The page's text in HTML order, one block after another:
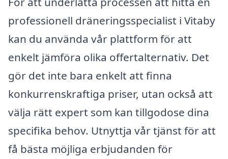
professionell dräneringsspecialist i Vitaby
kan du använda vår plattform för att
enkelt jämföra olika offertalternativ. Det
gör det inte bara enkelt att finna
konkurrenskraftiga priser, utan också att
välja rätt expert som kan tillgodose dina
specifika behov. Utnyttja vår tjänst för att
få bästa möjliga erbjudanden för